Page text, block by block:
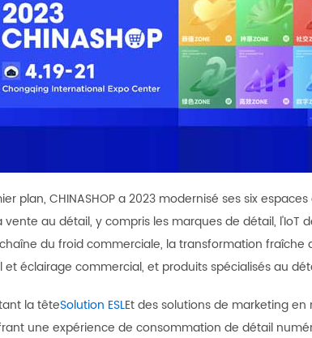
CHINASHOP a 2023 modernisé ses six
au détail, y compris les marques de détail,
du froid commerciale, la transformation
éclairage commercial, et produits spécialisés au
la têteSolution ESLEt des solutions de marketing
une expérience de consommation de détail